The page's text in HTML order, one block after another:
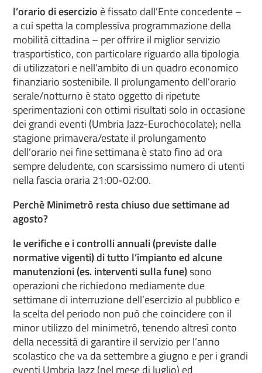
l’orario di esercizio è fissato dall’Ente concedente –
a cui spetta la complessiva programmazione della
mobilità cittadina – per offrire il miglior servizio
trasportistico, con particolare riguardo alla tipologia
di utilizzatori e nell’ambito di un quadro economico
finanziario sostenibile. Il prolungamento dell’orario
serale/notturno è stato oggetto di ripetute
sperimentazioni con ottimi risultati solo in occasione
dei grandi eventi (Umbria Jazz-Eurochocolate); nella
stagione primavera/estate il prolungamento
dell’orario nei fine settimana è stato fino ad ora
sempre deludente, con scarsissimo numero di utenti
nella fascia oraria 21:00-02:00.
Perchè Minimetrò resta chiuso due settimane ad
agosto?
le verifiche e i controlli annuali (previste dalle
normative vigenti) di tutto l’impianto ed alcune
manutenzioni (es. interventi sulla fune)sono
operazioni che richiedono mediamente due
settimane di interruzione dell’esercizio al pubblico e
la scelta del periodo non può che coincidere con il
minor utilizzo del minimetrò, tenendo altresì conto
della necessità di garantire il servizio per l’anno
scolastico che va da settembre a giugno e per i grandi